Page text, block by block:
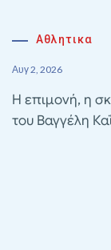
Αθλητικα
Αυγ 2, 2026
Η επιμονή, η
του Βαγγέλη